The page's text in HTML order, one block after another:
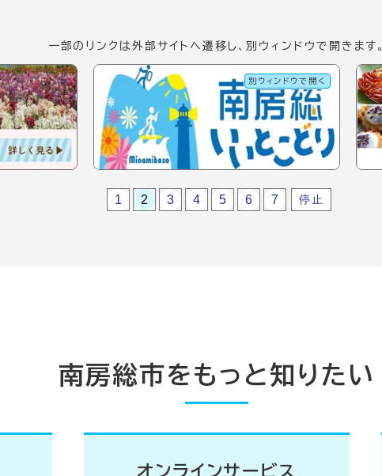
一部のリンクは外部サイトへ遷移し、別ウィンドウで開きます。
別ウィンドウで開く
1 2 3 4 5 6 7 停止
南房総市をもっと知りたい
オンラインサービス